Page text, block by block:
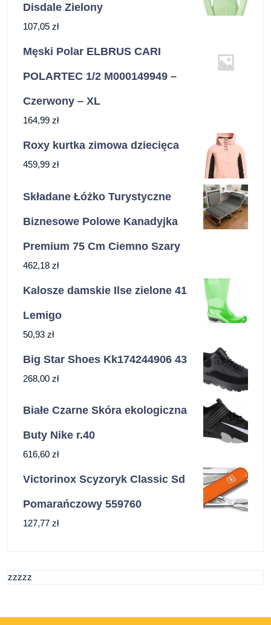
Disdale Zielony
107,05 zł
Męski Polar ELBRUS CARI
POLARTEC 1/2 M000149949 –
Czerwony – XL
164,99 zł
Roxy kurtka zimowa dziecięca
459,99 zł
Składane Łóżko Turystyczne
Biznesowe Polowe Kanadyjka
Premium 75 Cm Ciemno Szary
462,18 zł
Kalosze damskie Ilse zielone 41
Lemigo
50,93 zł
Big Star Shoes Kk174244906 43
268,00 zł
Białe Czarne Skóra ekologiczna
Buty Nike r.40
616,60 zł
Victorinox Scyzoryk Classic Sd
Pomarańczowy 559760
127,77 zł
zzzzz